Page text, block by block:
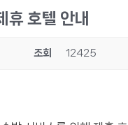
호텔 안내
조회 12425